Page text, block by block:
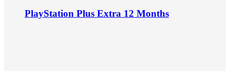
PlayStation Plus Extra 12 Months